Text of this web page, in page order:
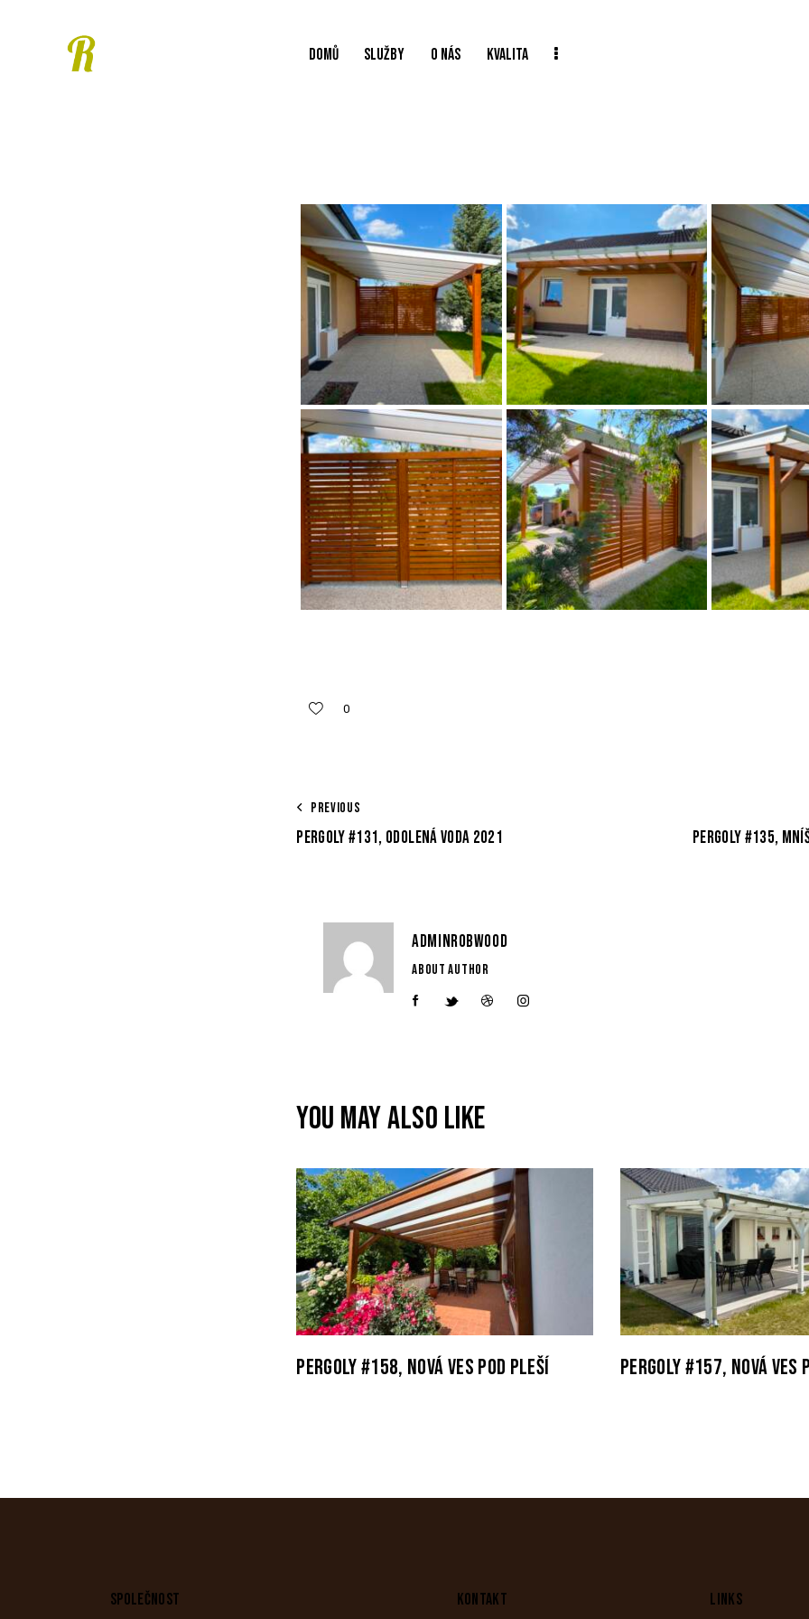
DOMŮ SLUŽBY O NÁS KVALITA
0
PREVIOUS
PERGOLY #131, ODOLENÁ VODA 2021 PERGOLY #135,
ADMINROBWOOD
ABOUT AUTHOR
YOU MAY ALSO LIKE
PERGOLY #158, NOVÁ VES POD PLEŠÍ PERGOLY #157, NOVÁ VES
SPOLEČNOST KONTAKT LINKS